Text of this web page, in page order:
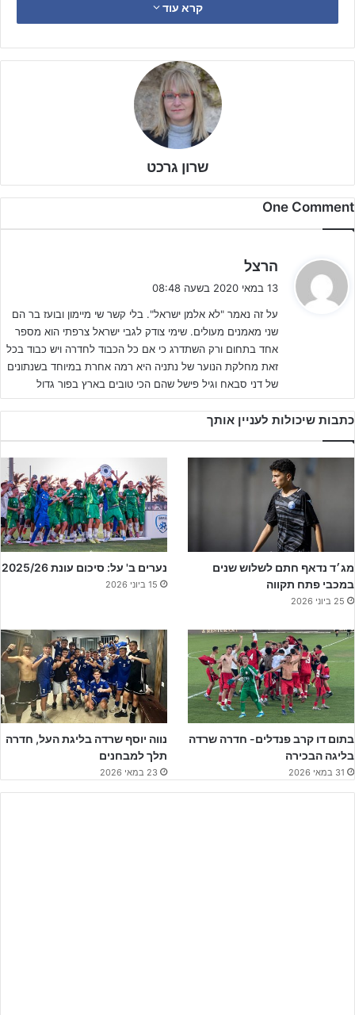
בנוסף, ההנהלה מיהרה למנות אתרון קלר למאמן קבוצת הנוער
ששרדה בליגת העל. קלר שימש שנתיים כעוזר מאמן קבוצת הבוגרים
ובעונה האחרונה הוביל את נערים א' לעלייה לליגת העל.
רון הגיב על המינוי: "אני שמח על האמון של הנהלת המועדון, זוהי סגירת
המאמן ושאול מנהל הקבוצה, נוביל את הקבוצה לעונה שקטה ללא
מאבקי תחתית, למרות שיהיו ארבע יורדות. אני מקווה להמשיך ולספק
שחקנים לקבוצה הבוגרת שיהוו את השלד של הפועל חדרה בעתיד"
רון קלר – סוגר מעגל בנוער (אתר ג'וניורליג)
לשאלתי מדוע מאמנים מדברים בתקופה האחרונה על עזיבת המועדון
קרא עוד
שרון גרכט
One Comment
הרצל
ב
:
13 במאי 2020 בשעה 08:48
על זה נאמר "לא אלמן ישראל". בלי קשר שי מיימון ובועז בר הם
שני מאמנים מעולים. שימי צודק לגבי ישראל צרפתי הוא מספר
אחד בתחום ורק השתדרג כי אם כל הכבוד לחדרה ויש כבוד בכל
זאת מחלקת הנוער של נתניה היא רמה אחרת במיוחד בשנתונים
של דני סבאח וגיל פישל שהם הכי טובים בארץ בפור גדול
כתבות שיכולות לעניין אותך
מג׳ד נדאף חתם לשלוש שנים
במכבי פתח תקווה
25 ביוני 2026
נערים ב' על: סיכום עונת 2025/26
15 ביוני 2026
בתום דו קרב פנדלים- חדרה שרדה
בליגה הבכירה
31 במאי 2026
נווה יוסף שרדה בליגת העל, חדרה
תלך למבחנים
23 במאי 2026